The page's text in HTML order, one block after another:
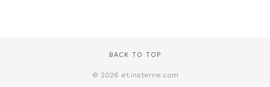
BACK TO TOP
© 2026 et.insterne.com